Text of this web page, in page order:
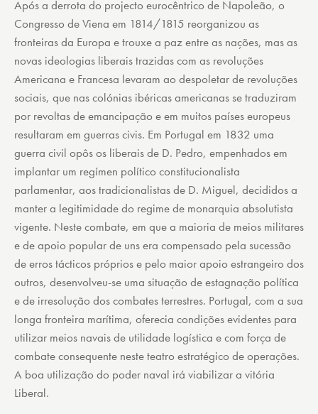
Após a derrota do projecto eurocêntrico de Napoleão, o
Congresso de Viena em 1814/1815 reorganizou as
fronteiras da Europa e trouxe a paz entre as nações, mas as
novas ideologias liberais trazidas com as revoluções
Americana e Francesa levaram ao despoletar de revoluções
sociais, que nas colónias ibéricas americanas se traduziram
por revoltas de emancipação e em muitos países europeus
resultaram em guerras civis. Em Portugal em 1832 uma
guerra civil opôs os liberais de D. Pedro, empenhados em
implantar um regímen político constitucionalista
parlamentar, aos tradicionalistas de D. Miguel, decididos a
manter a legitimidade do regime de monarquia absolutista
vigente. Neste combate, em que a maioria de meios militares
e de apoio popular de uns era compensado pela sucessão
de erros tácticos próprios e pelo maior apoio estrangeiro dos
outros, desenvolveu-se uma situação de estagnação política
e de irresolução dos combates terrestres. Portugal, com a sua
longa fronteira marítima, oferecia condições evidentes para
utilizar meios navais de utilidade logística e com força de
combate consequente neste teatro estratégico de operações.
A boa utilização do poder naval irá viabilizar a vitória
Liberal.